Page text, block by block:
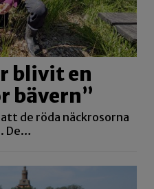
blivit en
bävern”
de röda näckrosorna
De…